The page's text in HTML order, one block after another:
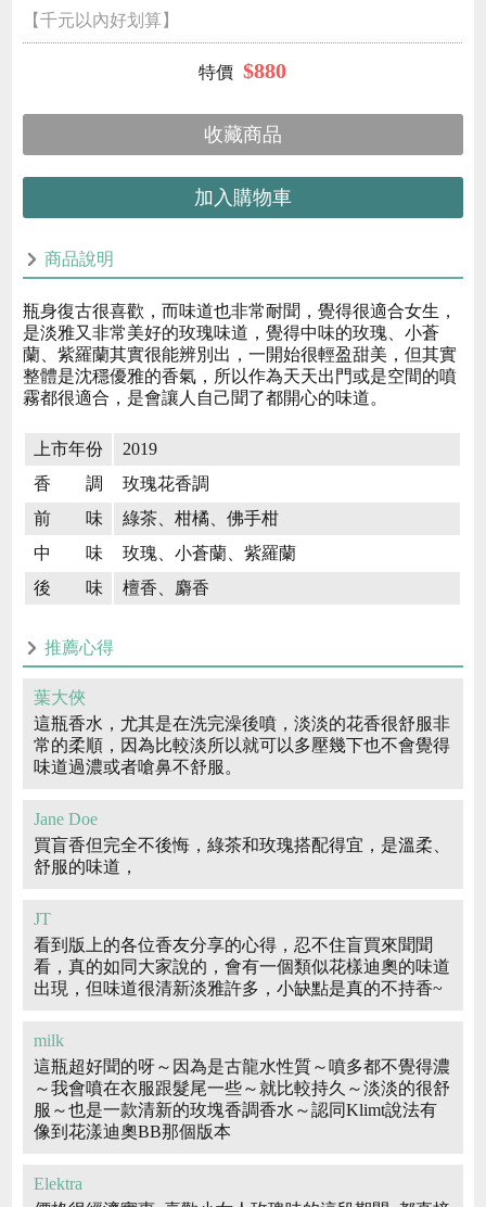
【千元以內好划算】
$880
收藏商品
加入購物車
商品說明
瓶身復古很喜歡，而味道也非常耐聞，覺得很適合女生，
是淡雅又非常美好的玫瑰味道，覺得中味的玫瑰、小蒼
蘭、紫羅蘭其實很能辨別出，一開始很輕盈甜美，但其實
整體是沈穩優雅的香氣，所以作為天天出門或是空間的噴
霧都很適合，是會讓人自己聞了都開心的味道。
上市年份
2019
香 調
玫瑰花香調
前 味
綠茶、柑橘、佛手柑
中 味
玫瑰、小蒼蘭、紫羅蘭
後 味
檀香、麝香
推薦心得
葉大俠
這瓶香水，尤其是在洗完澡後噴，淡淡的花香很舒服非
常的柔順，因為比較淡所以就可以多壓幾下也不會覺得
味道過濃或者嗆鼻不舒服。
Jane Doe
買盲香但完全不後悔，綠茶和玫瑰搭配得宜，是溫柔、
舒服的味道，
JT
看到版上的各位香友分享的心得，忍不住盲買來聞聞
看，真的如同大家說的，會有一個類似花樣迪奧的味道
出現，但味道很清新淡雅許多，小缺點是真的不持香~
milk
這瓶超好聞的呀～因為是古龍水性質～噴多都不覺得濃
～我會噴在衣服跟髮尾一些～就比較持久～淡淡的很舒
服～也是一款清新的玫塊香調香水～認同Klimt說法有
像到花漾迪奧BB那個版本
Elektra